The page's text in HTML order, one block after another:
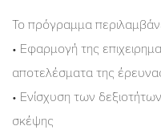
Το πρόγραμμα
• Εφαρμογή της
αποτελέσματα της
• Ενίσχυση των δεξιοτήτων
σκέψης